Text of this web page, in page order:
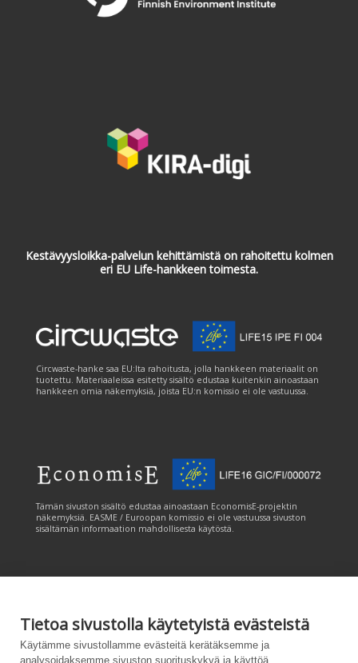
Tietoa sivustolla käytetyistä evästeistä
Käytämme sivustollamme evästeitä kerätäksemme ja
analysoidaksemme sivuston suorituskykyä ja käyttöä,
Kestävyysloikka-palvelun kehittämistä on rahoitettu kolmen
eri EU Life-hankkeen toimesta.
Circwaste-hanke saa EU:lta rahoitusta, jolla hankkeen materiaalit on
tuotettu. Materiaaleissa esitetty sisältö edustaa kuitenkin ainoastaan
hankkeen omia näkemyksiä, joista EU:n komissio ei ole vastuussa.
Tämän sivuston sisältö edustaa ainoastaan EconomisE-projektin
näkemyksiä. EASME / Euroopan komissio ei ole vastuussa sivuston
sisältämän informaation mahdollisesta käytöstä.
Tämän sivuston tuottamiseen on saatu rahoitusta Euroopan unionin
LIFE-ohjelmasta. Tämän sivuston sisältö edustaa ainoastaan